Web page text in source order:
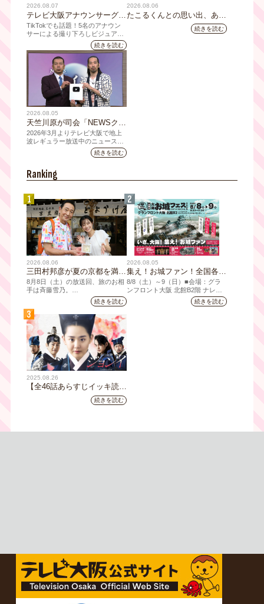
2026.08.07
テレビ大阪アナウンサーグッ
ズの新商品 8月8日(土)に発
売！ テーマは「個性全開」5
人それぞれの"らしさ"を詰め
込んだアイテムが登場
TikTokでも話題！5名のアナウン
サーによる撮り下ろしビジュアル
を使用した新グッズを発売続きを読む
2026.08.06
たこるくんとの思い出、あり
ますか？会員のみなさんに聞
続きを読む
2026.08.05
天竺川原が司会「NEWSクラ
イシス」チャンネル登録者数
10万人突破！テレビ大阪の番
組史上最速記録を更新
2026年3月よりテレビ大阪で地上
波レギュラー放送中のニュース番
組「NEWSクライシス」が、この
たび2026年7月12日(日)に、
人を達成しました。
続きを読む
Ranking
1
2026.08.06
三田村邦彦が夏の京都を満喫
｜太っ腹な「無限朝食」、住
宅街の隠れ家・角打ち、売り
切れ御免の夏の名物を堪能！
三田村大絶賛！暑い時こそ食
べたい絶品四川料理も
8月8日（土）の放送回、旅のお相
手は斉藤雪乃。
「おとな旅あるき旅」は毎週土曜
夕方6:30～放送。三田村邦彦が訪
れた先の土地を歩いて、地元の美
味や美酒、風景を味わい、そして
地元の人々とのふれあいの中から
感じたことを伝える“おとなのため
の”旅番組です。
今回は夏の京都へ。五感で愉し
む、雅な伝統×心潤す美味いもん
続きを読む
2
2026.08.05
集え！お城ファン！全国各地
のお城PRブースが群雄割
拠！『大阪・お城フェス
2026』、いよいよ8/8（土）
8/8（⼟）～9（日）■会場：グラ
ンフロント⼤阪 北館B2階 ナレッ
ジキャピタル コングレコンベンシ
ョンセンター ⼤⼈ 前売1,400円
続きを読む
3
2025.08.26
【全46話あらすじイッキ読
み】韓国ドラマ『火の女神
ジョンイ』｜テレビ大阪 9
続きを読む